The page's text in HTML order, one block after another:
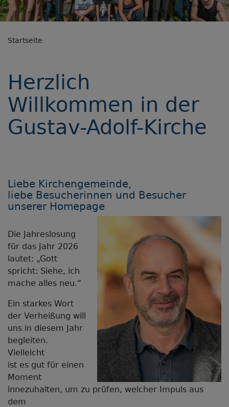
Startseite
Herzlich
Willkommen in der
Gustav-Adolf-Kirche
Liebe Kirchengemeinde,
liebe Besucherinnen und Besucher
unserer Homepage
Die Jahreslosung
für das Jahr 2026
lautet: „Gott
spricht: Siehe, ich
mache alles neu.“
Ein starkes Wort
der Verheißung will
uns in diesem Jahr
begleiten.
Vielleicht
ist es gut für einen
Moment
innezuhalten, um zu prüfen, welcher Impuls aus
dem